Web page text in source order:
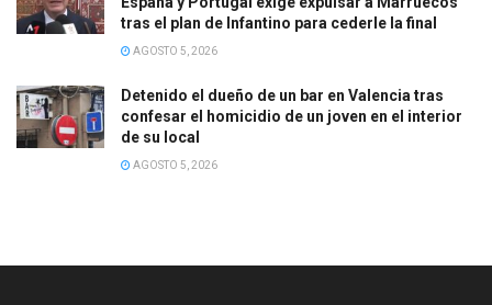
tras el plan de Infantino para cederle la final
AGOSTO 5, 2026
Detenido el dueño de un bar en Valencia tras
confesar el homicidio de un joven en el interior
de su local
AGOSTO 5, 2026